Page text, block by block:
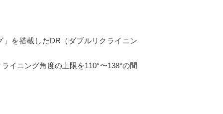
を搭載したDR（ダブルリクライニン
イニング角度の上限を110°〜138°の間